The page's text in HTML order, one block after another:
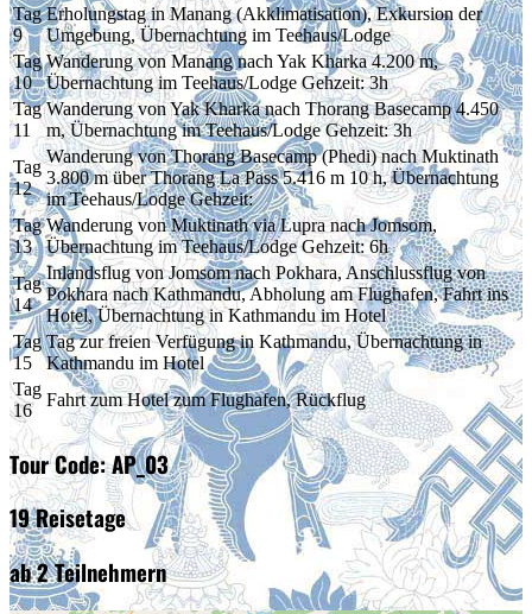
Tag
9
Erholungstag in Manang (Akklimatisation), Exkursion der
Umgebung, Übernachtung im Teehaus/Lodge
Tag
10
Wanderung von Manang nach Yak Kharka 4.200 m,
Übernachtung im Teehaus/Lodge Gehzeit: 3h
Tag
11
Wanderung von Yak Kharka nach Thorang Basecamp 4.450
m, Übernachtung im Teehaus/Lodge Gehzeit: 3h
Tag
12
Wanderung von Thorang Basecamp (Phedi) nach Muktinath
3.800 m über Thorang La Pass 5.416 m 10 h, Übernachtung
im Teehaus/Lodge Gehzeit:
Tag
13
Wanderung von Muktinath via Lupra nach Jomsom,
Übernachtung im Teehaus/Lodge Gehzeit: 6h
Tag
14
Inlandsflug von Jomsom nach Pokhara, Anschlussflug von
Pokhara nach Kathmandu, Abholung am Flughafen, Fahrt ins
Hotel, Übernachtung in Kathmandu im Hotel
Tag
15
Tag zur freien Verfügung in Kathmandu, Übernachtung in
Kathmandu im Hotel
Tag
16
Fahrt zum Hotel zum Flughafen, Rückflug
Tour Code: AP_03
19 Reisetage
ab 2 Teilnehmern